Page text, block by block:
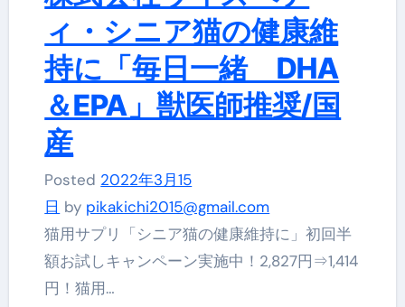
ィ・シニア猫の健康維
持に「毎日一緒 DHA
＆EPA」獣医師推奨/国
産
Posted 2022年3月15
日 by pikakichi2015@gmail.com
猫用サプリ「シニア猫の健康維持に」初回半
額お試しキャンペーン実施中！2,827円⇒1,414
円！猫用…